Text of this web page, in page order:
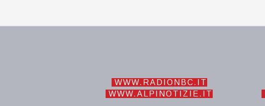
WWW.RADIONBC.IT
WWW.ALPINOTIZIE.IT